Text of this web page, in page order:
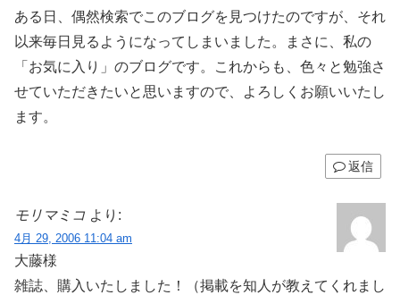
ある日、偶然検索でこのブログを見つけたのですが、それ
以来毎日見るようになってしまいました。まさに、私の
「お気に入り」のブログです。これからも、色々と勉強さ
せていただきたいと思いますので、よろしくお願いいたし
ます。
返信
モリマミコ より:
4月 29, 2006 11:04 am
大藤様
雑誌、購入いたしました！（掲載を知人が教えてくれまし